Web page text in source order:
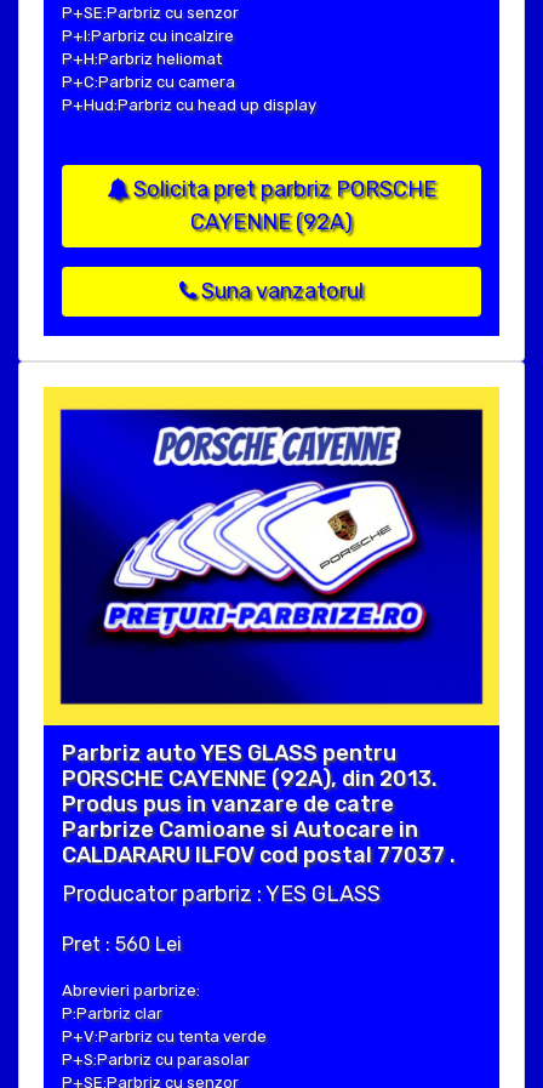
P+SE:Parbriz cu senzor
P+I:Parbriz cu incalzire
P+H:Parbriz heliomat
P+C:Parbriz cu camera
P+Hud:Parbriz cu head up display
Solicita pret parbriz PORSCHE
CAYENNE (92A)
Suna vanzatorul
Parbriz auto YES GLASS pentru
PORSCHE CAYENNE (92A), din 2013.
Produs pus in vanzare de catre
Parbrize Camioane si Autocare in
CALDARARU ILFOV cod postal 77037 .
Producator parbriz : YES GLASS
Pret : 560 Lei
Abrevieri parbrize:
P:Parbriz clar
P+V:Parbriz cu tenta verde
P+S:Parbriz cu parasolar
P+SE:Parbriz cu senzor